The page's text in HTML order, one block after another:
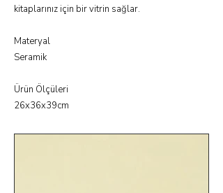
kitaplarınız için bir vitrin sağlar.
Materyal
Seramik
Ürün Ölçüleri
26x36x39cm